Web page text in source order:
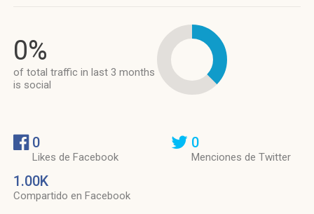
0%
of total traffic in last 3 months
is social
0
Likes de Facebook
1.00K
Compartido en Facebook
0
Menciones de Twitter